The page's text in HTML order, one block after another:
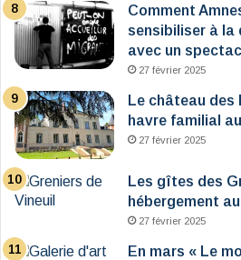
Comment
sensibiliser à
avec un
27 février 2025
Le château des
havre familial
27 février 2025
Les gîtes des
hébergement
27 février 2025
En mars « Le